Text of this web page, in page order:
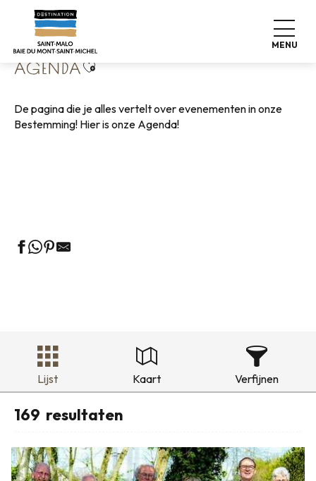
contenu
principal
MENU
Home Wonen zoals thuis
AGENDAAjouter aux favoris
De pagina die je alles vertelt over evenementen in onze
Bestemming! Hier is onze Agenda!
Lijst Kaart Verfijnen
169 resultaten